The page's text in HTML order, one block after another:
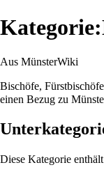
Aus MünsterWiki
Bischöfe,
einen Bezug zu
Diese Kategorie